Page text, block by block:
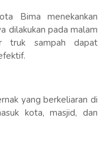
Bima menekankan
dilakukan pada malam
truk sampah dapat
yang berkeliaran di
kota, masjid, dan